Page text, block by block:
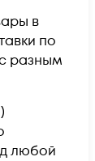
в
по
разным
любой